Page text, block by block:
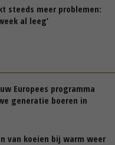
steeds meer problemen:
al leeg’
Europees programma
generatie boeren in
van koeien bij warm weer